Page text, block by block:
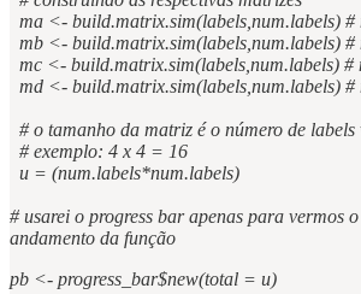
ma <- build.matrix.sim(labels,num.labels) #
mb <- build.matrix.sim(labels,num.labels) #
mc <- build.matrix.sim(labels,num.labels) #
md <- build.matrix.sim(labels,num.labels) #
# o tamanho da matriz é o número de labels
# exemplo: 4 x 4 = 16
u = (num.labels*num.labels)
# usarei o progress bar apenas para vermos
andamento da função
pb <- progress_bar$new(total = u)